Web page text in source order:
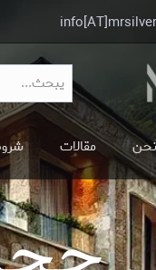
مقالات